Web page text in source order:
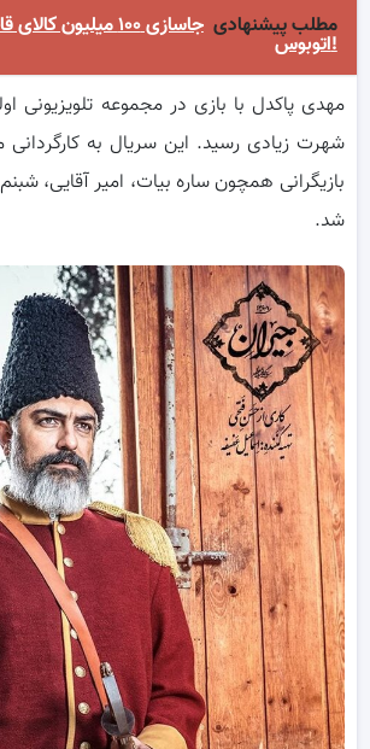
مطلب پیشنهادی
اتوبوس!
مهدی پاکدل با بازی در مجموعه تلویزیونی
شهرت زیادی رسید. این سریال به کارگردانی
بازیگرانی همچون ساره بیات، امیر آقایی،
شد.